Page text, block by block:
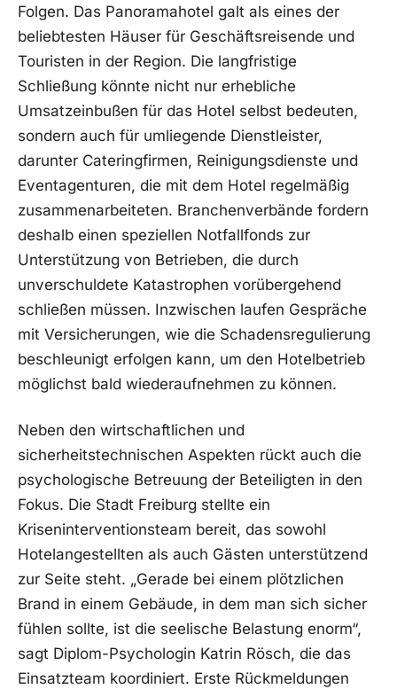
Folgen. Das Panoramahotel galt als eines der
beliebtesten Häuser für Geschäftsreisende und
Touristen in der Region. Die langfristige
Schließung könnte nicht nur erhebliche
Umsatzeinbußen für das Hotel selbst bedeuten,
sondern auch für umliegende Dienstleister,
darunter Cateringfirmen, Reinigungsdienste und
Eventagenturen, die mit dem Hotel regelmäßig
zusammenarbeiteten. Branchenverbände fordern
deshalb einen speziellen Notfallfonds zur
Unterstützung von Betrieben, die durch
unverschuldete Katastrophen vorübergehend
schließen müssen. Inzwischen laufen Gespräche
mit Versicherungen, wie die Schadensregulierung
beschleunigt erfolgen kann, um den Hotelbetrieb
möglichst bald wiederaufnehmen zu können.
Neben den wirtschaftlichen und
sicherheitstechnischen Aspekten rückt auch die
psychologische Betreuung der Beteiligten in den
Fokus. Die Stadt Freiburg stellte ein
Kriseninterventionsteam bereit, das sowohl
Hotelangestellten als auch Gästen unterstützend
zur Seite steht. „Gerade bei einem plötzlichen
Brand in einem Gebäude, in dem man sich sicher
fühlen sollte, ist die seelische Belastung enorm“,
sagt Diplom-Psychologin Katrin Rösch, die das
Einsatzteam koordiniert. Erste Rückmeldungen